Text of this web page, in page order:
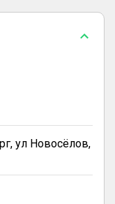
ул Новосёлов,